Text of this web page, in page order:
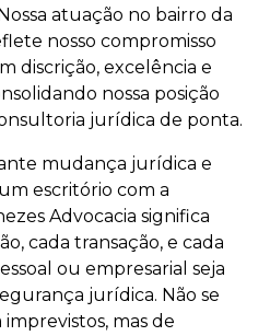
atuação no bairro da
nosso compromisso
discrição, excelência e
nossa posição
jurídica de ponta.
mudança jurídica e
escritório com a
Advocacia significa
cada transação, e cada
ou empresarial seja
jurídica. Não se
mas de